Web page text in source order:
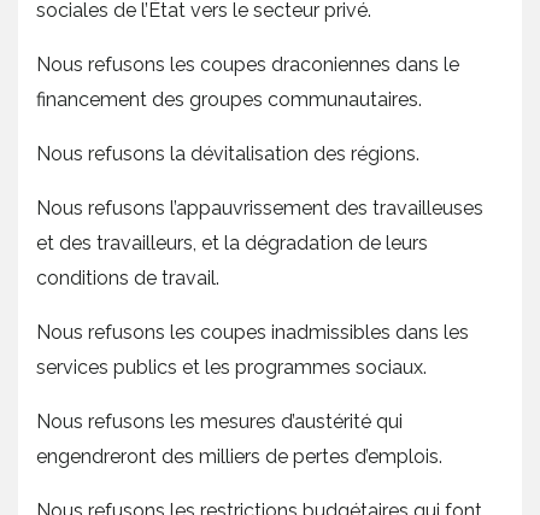
sociales de l’État vers le secteur privé.
Nous refusons les coupes draconiennes dans le
financement des groupes communautaires.
Nous refusons la dévitalisation des régions.
Nous refusons l’appauvrissement des travailleuses
et des travailleurs, et la dégradation de leurs
conditions de travail.
Nous refusons les coupes inadmissibles dans les
services publics et les programmes sociaux.
Nous refusons les mesures d’austérité qui
engendreront des milliers de pertes d’emplois.